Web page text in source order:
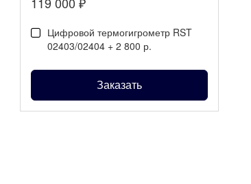
Цифровой термогигрометр RST
02403/02404 + 2 800 р.
Заказать